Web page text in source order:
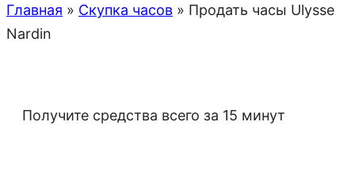
Главная » Скупка часов » Продать часы Ulysse
Nardin
Получите средства всего за 15 минут